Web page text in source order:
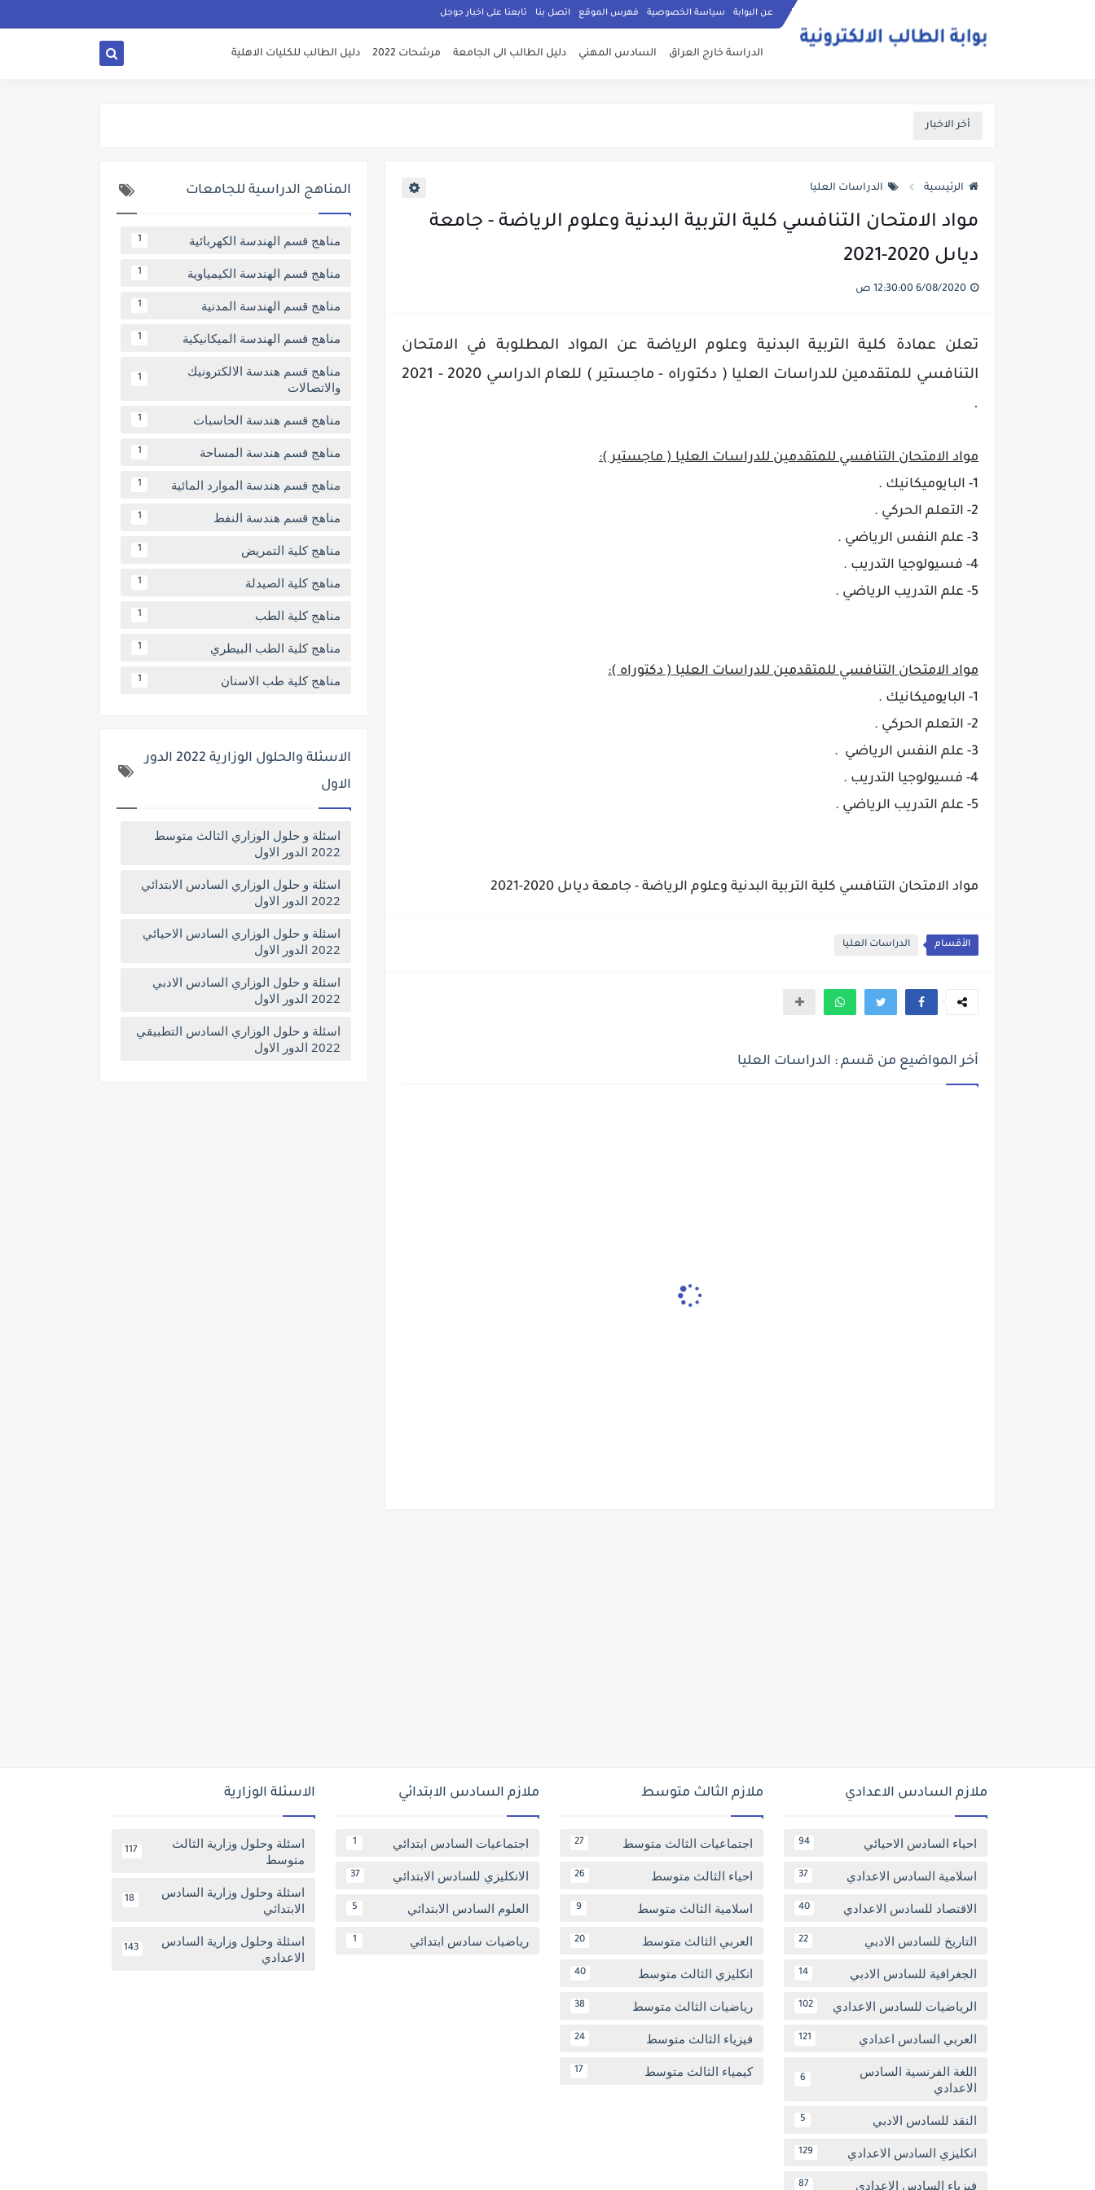
عن البوابة سياسة الخصوصية فهرس الموقع اتصل بنا تابعنا على اخبار جوجل
الدراسة خارج العراق السادس المهني دليل الطالب الى الجامعة مرشحات 2022 دليل الطالب للكليات الاهلية
أخر الاخبار
الرئيسية الدراسات العليا
مواد الامتحان التنافسي كلية التربية البدنية وعلوم الرياضة - جامعة
دياىل 2020-2021
تعلن عمادة كلية التربية البدنية وعلوم الرياضة عن المواد المطلوبة في الامتحان
التنافسي للمتقدمين للدراسات العليا ( دكتوراه - ماجستير ) للعام الدراسي 2020 - 2021
.
مواد الامتحان التنافسي للمتقدمين للدراسات العليا ( ماجستير ):
1- البايوميكانيك .
2- التعلم الحركي .
3- علم النفس الرياضي .
4- فسيولوجيا التدريب .
5- علم التدريب الرياضي .
مواد الامتحان التنافسي للمتقدمين للدراسات العليا ( دكتوراه ):
1- البايوميكانيك .
2- التعلم الحركي .
3- علم النفس الرياضي .
4- فسيولوجيا التدريب .
5- علم التدريب الرياضي .
مواد الامتحان التنافسي كلية التربية البدنية وعلوم الرياضة - جامعة دياىل 2020-2021
الأقسام الدراسات العليا
أخر المواضيع من قسم : الدراسات العليا
المناهج الدراسية للجامعات
مناهج قسم الهندسة الكهربائية 1
مناهج قسم الهندسة الكيمياوية 1
مناهج قسم الهندسة المدنية 1
مناهج قسم الهندسة الميكانيكية 1
مناهج قسم هندسة الالكترونيك
والاتصالات
1
مناهج قسم هندسة الحاسبات 1
مناهج قسم هندسة المساحة 1
مناهج قسم هندسة الموارد المائية 1
مناهج قسم هندسة النفط 1
مناهج كلية التمريض 1
مناهج كلية الصيدلة 1
مناهج كلية الطب 1
مناهج كلية الطب البيطري 1
مناهج كلية طب الاسنان 1
الاسئلة والحلول الوزارية 2022 الدور
الاول
اسئلة و حلول الوزاري الثالث متوسط
2022 الدور الاول
اسئلة و حلول الوزاري السادس الابتدائي
2022 الدور الاول
اسئلة و حلول الوزاري السادس الاحيائي
2022 الدور الاول
اسئلة و حلول الوزاري السادس الادبي
2022 الدور الاول
اسئلة و حلول الوزاري السادس التطبيقي
2022 الدور الاول
ملازم السادس الاعدادي
احياء السادس الاحيائي 94
اسلامية السادس الاعدادي 37
الاقتصاد للسادس الاعدادي 40
التاريخ للسادس الادبي 22
الجغرافية للسادس الادبي 14
الرياضيات للسادس الاعدادي 102
العربي السادس اعدادي 121
اللغة الفرنسية السادس
الاعدادي
6
النقد للسادس الادبي 5
انكليزي السادس الاعدادي 129
فيزياء السادس الاعدادي 87
ملازم الثالث متوسط
اجتماعيات الثالث متوسط 27
احياء الثالث متوسط 26
اسلامية الثالث متوسط 9
العربي الثالث متوسط 20
انكليزي الثالث متوسط 40
رياضيات الثالث متوسط 38
فيزياء الثالث متوسط 24
كيمياء الثالث متوسط 17
ملازم السادس الابتدائي
اجتماعيات السادس ابتدائي 1
الانكليزي للسادس الابتدائي 37
العلوم السادس الابتدائي 5
رياضيات سادس ابتدائي 1
الاسئلة الوزارية
اسئلة وحلول وزارية الثالث
متوسط
117
اسئلة وحلول وزارية السادس
الابتدائي
18
اسئلة وحلول وزارية السادس
الاعدادي
143